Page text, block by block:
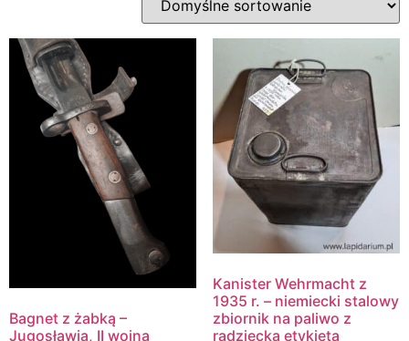
Bagnet z żabką –
Jugosławia, II wojna
Kanister Wehrmacht z
1935 r. – niemiecki stalowy
zbiornik na paliwo z
radziecką etykietą